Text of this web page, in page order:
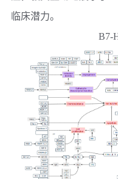
临床潜力。
B7-